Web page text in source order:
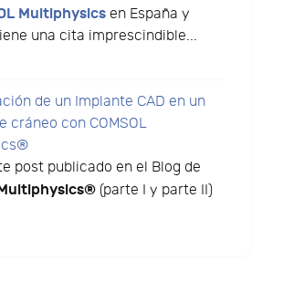
Multiphysics en España y
una cita imprescindible...
de un Implante CAD en un
cráneo con COMSOL
post publicado en el Blog de
(parte I y parte II)